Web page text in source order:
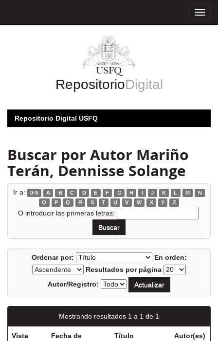
RepositorioDigital
Repositorio Digital USFQ
Buscar por Autor Mariño
Terán, Dennisse Solange
Ir a: 0-9 A B C D E F G H I J K L M
N
O
P Q R S T U V W X Y Z
O introducir las primeras letras:
Ordenar por:
En orden:
Resultados por página
Autor/Registro:
Mostrando resultados 1 a 1 de 1
Vista
Fecha de
Título Autor(es)